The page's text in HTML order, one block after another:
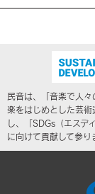
民音は、「音楽で人
楽をはじめとした芸
し、「SDGs（エスデ
に向けて貢献して参り